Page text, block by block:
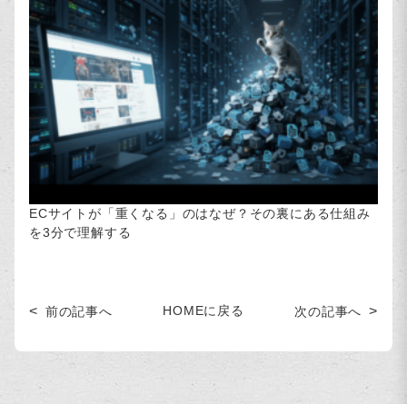
ECサイトが「重くなる」のはなぜ？その裏にある仕組み
を3分で理解する
前の記事へ HOMEに戻る 次の記事へ